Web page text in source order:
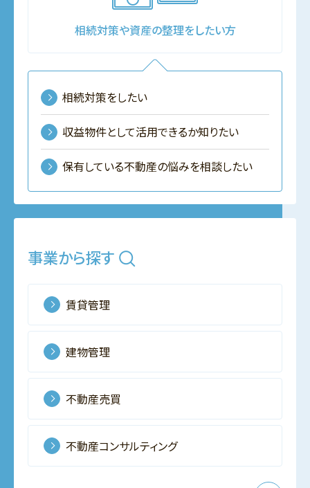
相続対策や資産の整理をしたい方
相続対策をしたい
収益物件として活用できるか知りたい
保有している不動産の悩みを相談したい
事業から探す
賃貸管理
建物管理
不動産売買
不動産コンサルティング